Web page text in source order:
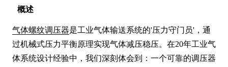
概述
气体螺纹调压器是工业气体输送系统的'压力守门员'，通
过机械式压力平衡原理实现气体减压稳压。在20年工业气
体系统设计经验中，我们深刻体会到：一个可靠的调压器